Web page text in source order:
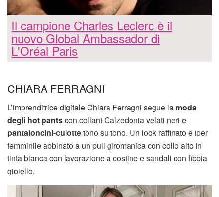
Il campione Charles Leclerc è il
nuovo Global Ambassador di
L'Oréal Paris
CHIARA FERRAGNI
L’imprenditrice digitale Chiara Ferragni segue la moda
degli hot pantscon collant Calzedonia velati neri e
pantaloncini-culottetono su tono. Un look raffinato e iper
femminile abbinato a un pull giromanica con collo alto in
tinta bianca con lavorazione a costine e sandali con fibbia
gioiello.